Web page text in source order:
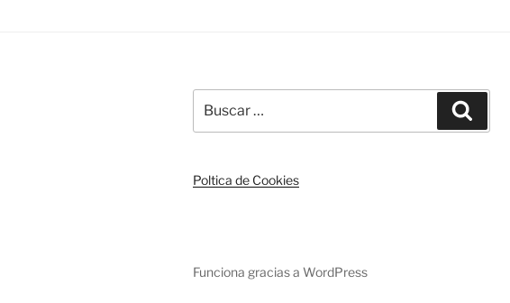
por:
Poltica de Cookies
Funciona gracias a WordPress